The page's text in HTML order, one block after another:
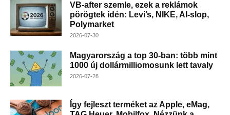
VB-after szemle, ezek a reklámok
pörögtek idén: Levi’s, NIKE, AI-slop,
Polymarket
2026-07-30
Magyarország a top 30-ban: több mint
1000 új dollármilliomosunk lett tavaly
2026-07-28
Így fejleszt terméket az Apple, eMag,